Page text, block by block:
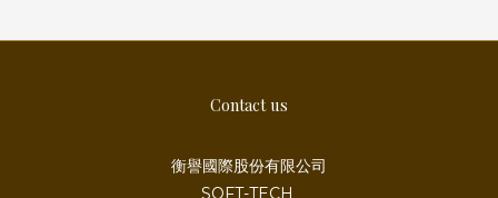
Contact us
衡譽國際股份有限公司
SOFT-TECH